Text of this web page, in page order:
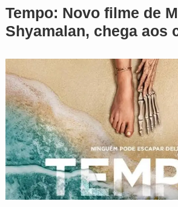
Tempo: Novo filme de
Shyamalan, chega aos